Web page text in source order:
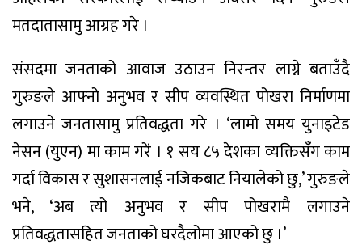
मतदातासामु आग्रह गरे ।
संसदमा जनताको आवाज उठाउन निरन्तर लाग्ने बताउँदै
गुरुङले आफ्नो अनुभव र सीप व्यवस्थित पोखरा निर्माणमा
लगाउने जनतासामु प्रतिवद्धता गरे । ‘लामो समय युनाइटेड
नेसन (युएन) मा काम गरें । १ सय ८५ देशका व्यक्तिसँग काम
गर्दा विकास र सुशासनलाई नजिकबाट नियालेको छु,’ गुरुङले
भने, ‘अब त्यो अनुभव र सीप पोखरामै लगाउने
प्रतिवद्धतासहित जनताको घरदैलोमा आएको छु ।’